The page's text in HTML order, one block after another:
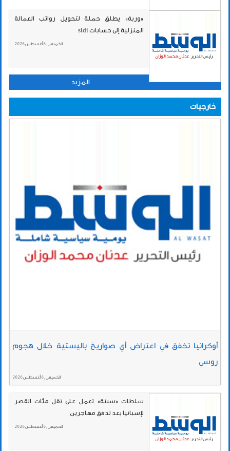
«وربة» يطلق حملة لتحويل رواتب العمالة
المنزلية إلى حسابات sidi
الخميس , 6 أغسطس 2026
المزيد
خارجيات
أوكرانيا تخفق في اعتراض أي صواريخ باليستية خلال هجوم
روسي
الخميس , 6 أغسطس 2026
سلطات «سبتة» تعمل على نقل مئات القصر
لإسبانيا بعد تدفق مهاجرين
الخميس , 6 أغسطس 2026